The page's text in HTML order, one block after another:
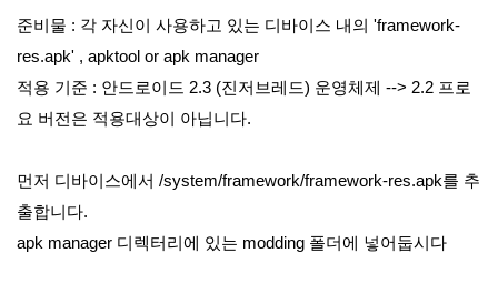
준비물 : 각 자신이 사용하고 있는 디바이스 내의 'framework-
res.apk' , apktool or apk manager
적용 기준 : 안드로이드 2.3 (진저브레드) 운영체제 --> 2.2 프로
요 버전은 적용대상이 아닙니다.
먼저 디바이스에서 /system/framework/framework-res.apk를 추
출합니다.
apk manager 디렉터리에 있는 modding 폴더에 넣어둡시다